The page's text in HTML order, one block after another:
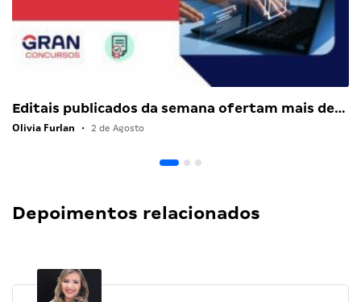
Editais publicados da semana ofertam mais de…
Olivia Furlan • 2 de Agosto
Depoimentos relacionados